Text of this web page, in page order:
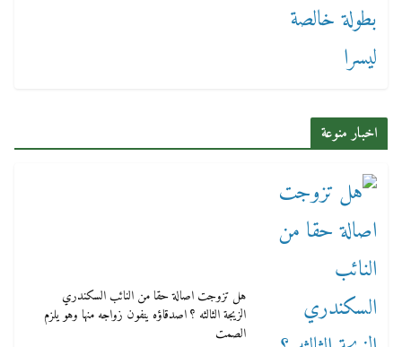
اخبار منوعة
هل تزوجت اصالة حقا من النائب السكندري
الزيجة الثالثه ؟ اصدقاؤه ينفون زواجه منها وهو يلزم
الصمت